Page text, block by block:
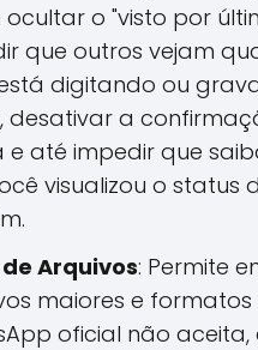
o "visto por
que outros vejam
digitando ou
desativar a
e até impedir que
visualizou o status
de Arquivos: Permite
maiores e formatos
oficial não aceita,